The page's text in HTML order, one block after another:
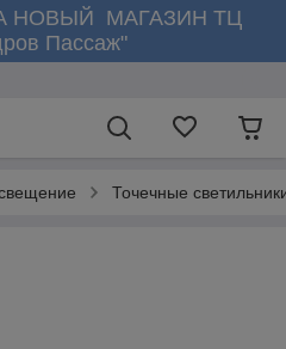
НОВЫЙ МАГАЗИН ТЦ
Пассаж"
Точечные